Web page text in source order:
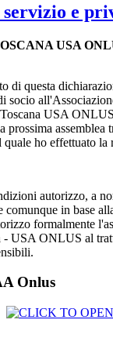
e
USA
di questa
socio
USA
prossima
ho effettuato la
autorizzo, a
in base
formalmente
- USA ONLUS al
Onlus